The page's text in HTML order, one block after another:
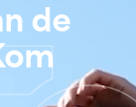
de